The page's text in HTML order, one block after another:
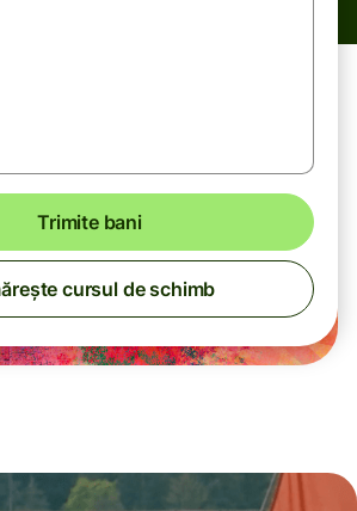
Trimite bani
cursul de schimb